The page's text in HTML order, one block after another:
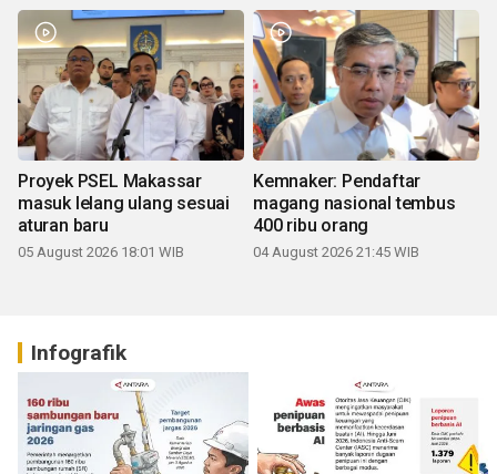
Proyek PSEL Makassar
masuk lelang ulang sesuai
aturan baru
05 August 2026 18:01 WIB
Kemnaker: Pendaftar
magang nasional tembus
400 ribu orang
04 August 2026 21:45 WIB
Infografik